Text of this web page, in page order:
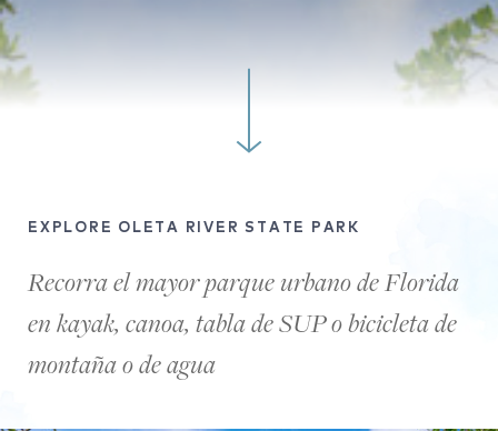
EXPLORE OLETA RIVER STATE PARK
Recorra el mayor parque urbano de Florida
en kayak, canoa, tabla de SUP o bicicleta de
montaña o de agua